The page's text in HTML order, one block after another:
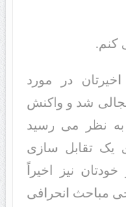
کنم.
د‌‌ر مورد‌‌
شد‌‌ و واکنش
نظر می رسید‌‌
یک تقابل سازی
نیز اخیراً
مباحث انحرافی